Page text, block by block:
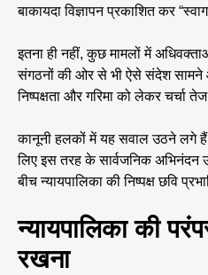
बाकायदा विज्ञापन प्रकाशित कर
इतना ही नहीं, कुछ मामलों में
संगठनों की ओर से भी ऐसे संदेश सामने
निष्पक्षता और गरिमा को लेकर चर्चा
कानूनी हलकों में यह सवाल उठने लगे हैं
लिए इस तरह के सार्वजनिक
बीच न्यायपालिका की निष्पक्ष छवि
न्यायपालिका की
रखना